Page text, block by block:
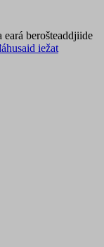
berošteaddjiide
iežat